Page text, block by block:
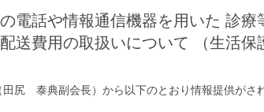
電話や情報通信機器を用いた 診療
送費用の取扱いについて （生活保
尻 泰典副会長）から以下のとおり情報提供がさ